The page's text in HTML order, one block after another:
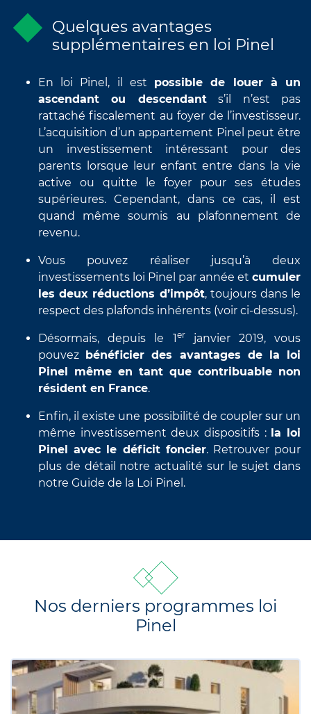
Quelques avantages
supplémentaires en loi Pinel
En loi Pinel, il est possible de louer à un
ascendant ou descendants’il n’est pas
rattaché fiscalement au foyer de l’investisseur.
L’acquisition d’un appartement Pinel peut être
un investissement intéressant pour des
parents lorsque leur enfant entre dans la vie
active ou quitte le foyer pour ses études
supérieures. Cependant, dans ce cas, il est
quand même soumis au plafonnement de
revenu.
Vous pouvez réaliser jusqu’à deux
investissements loi Pinel par année et cumuler
les deux réductions d’impôt, toujours dans le
respect des plafonds inhérents (voir ci-dessus).
Désormais, depuis le 1 er
janvier 2019, vous
pouvez
bénéficier des avantages de la loi
Pinel même en tant que contribuable non
résident en France.
Enfin, il existe une possibilité de coupler sur un
même investissement deux dispositifs : la loi
Pinel avec le déficit foncier. Retrouver pour
plus de détail notre actualité sur le sujet dans
notre Guide de la Loi Pinel.
Nos derniers programmes loi
Pinel